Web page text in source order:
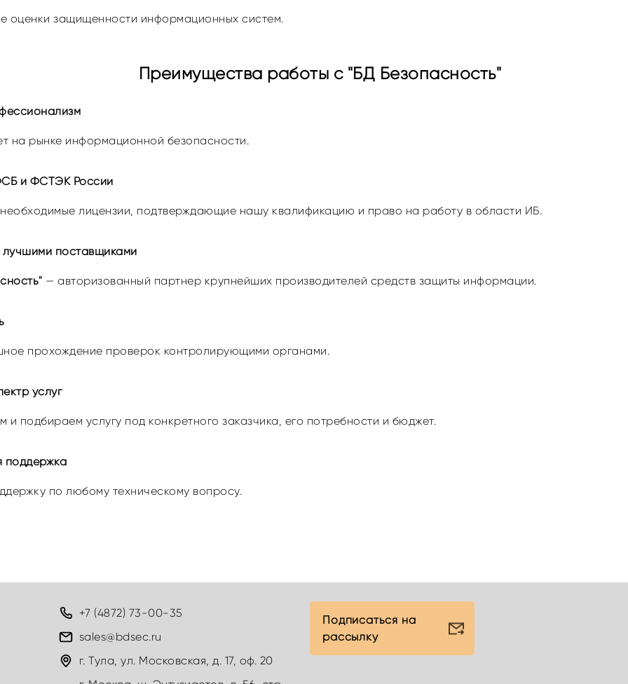
оценки защищенности информационных систем.
Преимущества работы с "БД Безопасность"
на рынке информационной безопасности.
и ФСТЭК России
лицензии, подтверждающие нашу квалификацию и право на работу в области ИБ.
лучшими поставщиками
— авторизованный партнер крупнейших производителей средств защиты информации.
прохождение проверок контролирующими органами.
услуг
и подбираем услугу под конкретного заказчика, его потребности и бюджет.
поддержка
по любому техническому вопросу.
+7 (4872) 73-00-35
sales@bdsec.ru
г. Тула, ул. Московская, д. 17, оф. 20
Подписаться на
рассылку